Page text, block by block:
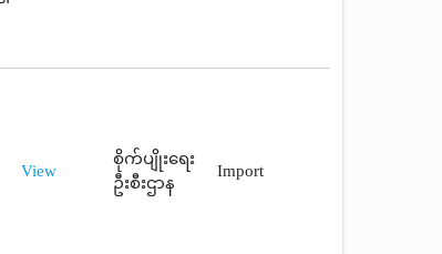
View
စိုက်ပျိုးရေး
ဦးစီးဌာန
Import